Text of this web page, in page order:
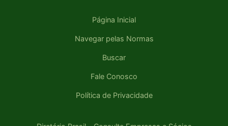
Página Inicial
Navegar pelas Normas
Buscar
Fale Conosco
Política de Privacidade